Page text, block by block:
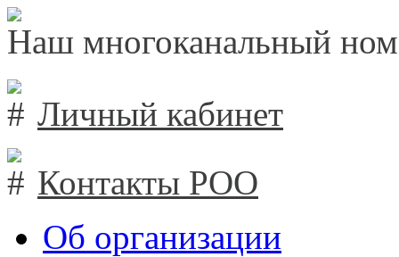
Наш многоканальный
Личный кабинет
Контакты РОО
Об организации